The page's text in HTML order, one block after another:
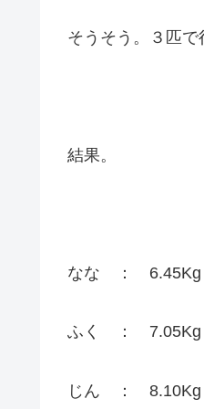
そうそう。３匹で
結果。
なな ： 6.45Kg
ふく ： 7.05Kg
じん ： 8.10Kg